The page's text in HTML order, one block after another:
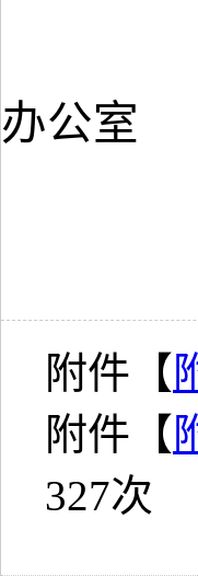
办公室
附件【
附件【
327次